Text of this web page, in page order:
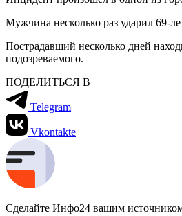
Мужчина несколько раз ударил 69-
Пострадавший несколько дней
подозреваемого.
ПОДЕЛИТЬСЯ В
Telegram
Vkontakte
Сделайте Инфо24 вашим